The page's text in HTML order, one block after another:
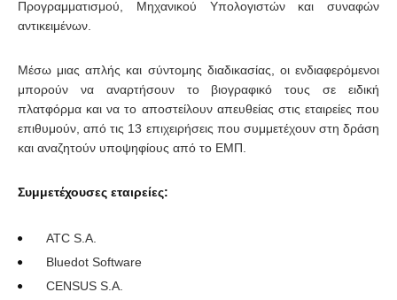
Προγραμματισμού, Μηχανικού Υπολογιστών και συναφών
αντικειμένων.
Μέσω μιας απλής και σύντομης διαδικασίας, οι ενδιαφερόμενοι
μπορούν να αναρτήσουν το βιογραφικό τους σε ειδική
πλατφόρμα και να το αποστείλουν απευθείας στις εταιρείες που
επιθυμούν, από τις 13 επιχειρήσεις που συμμετέχουν στη δράση
και αναζητούν υποψηφίους από το ΕΜΠ.
Συμμετέχουσες εταιρείες:
ATC S.A.
Bluedot Software
CENSUS S.A.